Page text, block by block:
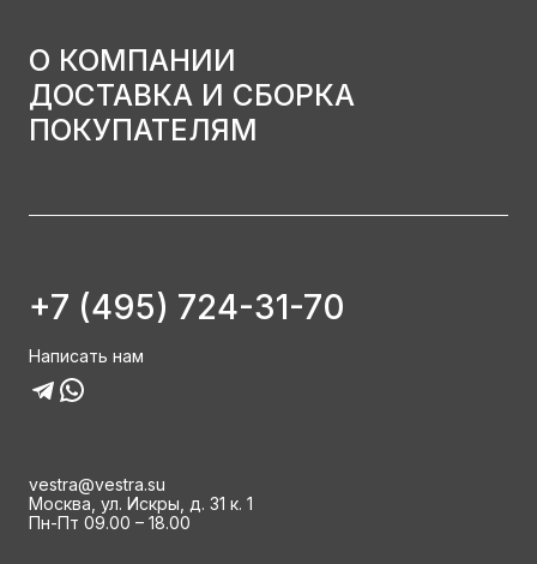
О КОМПАНИИ
ДОСТАВКА И СБОРКА
ПОКУПАТЕЛЯМ
+7 (495) 724-31-70
Написать нам
vestra@vestra.su
Москва, ул. Искры, д. 31 к. 1
Пн-Пт 09.00 – 18.00